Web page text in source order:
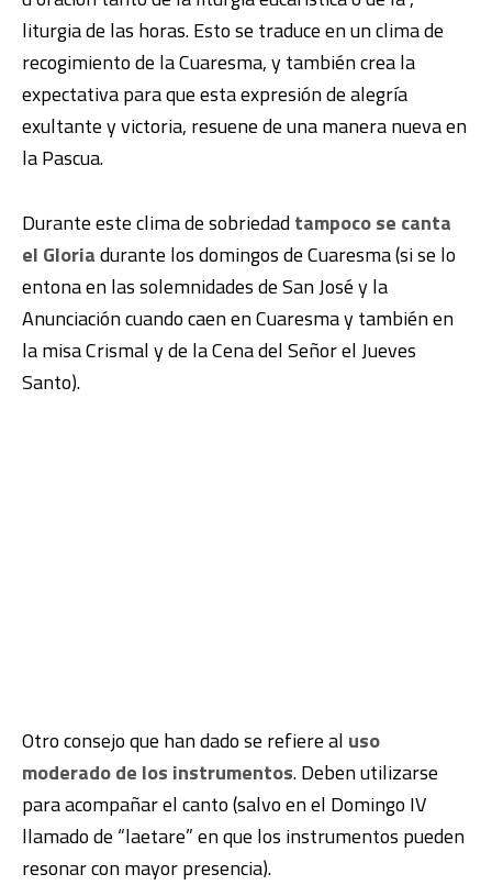
liturgia de las horas. Esto se traduce en un clima de
recogimiento de la Cuaresma, y también crea la
expectativa para que esta expresión de alegría
exultante y victoria, resuene de una manera nueva en
la Pascua.
Durante este clima de sobriedadtampoco se canta
el Gloriadurante los domingos de Cuaresma (si se lo
entona en las solemnidades de San José y la
Anunciación cuando caen en Cuaresma y también en
la misa Crismal y de la Cena del Señor el Jueves
Santo).
Otro consejo que han dado se refiere al uso
moderado de los instrumentos. Deben utilizarse
para acompañar el canto (salvo en el Domingo IV
llamado de “laetare” en que los instrumentos pueden
resonar con mayor presencia).